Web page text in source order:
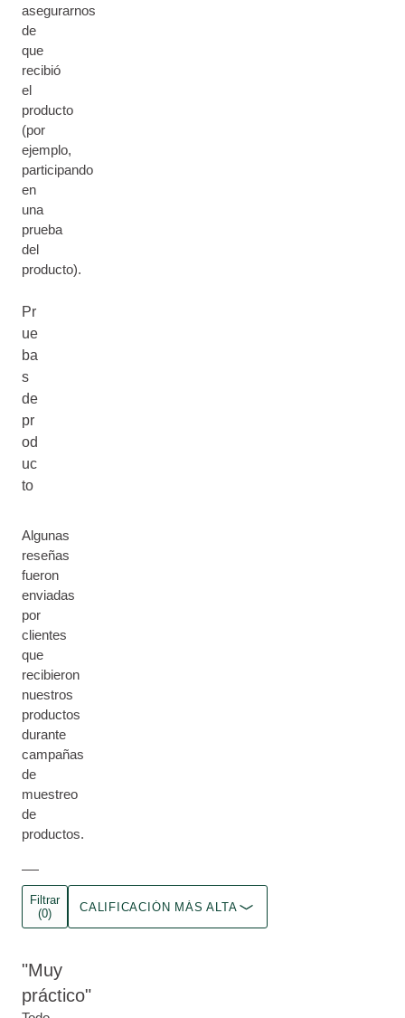
asegurarnos
de
que
recibió
el
producto
(por
ejemplo,
participando
en
una
prueba
del
producto).
Pr
ue
ba
s
de
pr
od
uc
to
Algunas
reseñas
fueron
enviadas
por
clientes
que
recibieron
nuestros
productos
durante
campañas
de
muestreo
de
productos.
Filtrar
(0)
CALIFICACIÓN MÁS ALTA
Muy
práctico